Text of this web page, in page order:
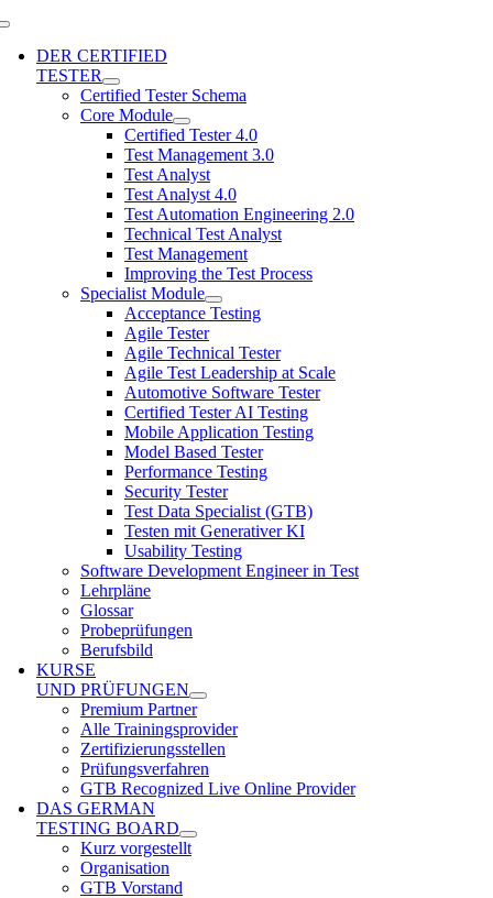
DER CERTIFIED
TESTER
Certified Tester Schema
Core Module
Certified Tester 4.0
Test Management 3.0
Test Analyst
Test Analyst 4.0
Test Automation Engineering 2.0
Technical Test Analyst
Test Management
Improving the Test Process
Specialist Module
Acceptance Testing
Agile Tester
Agile Technical Tester
Agile Test Leadership at Scale
Automotive Software Tester
Certified Tester AI Testing
Mobile Application Testing
Model Based Tester
Performance Testing
Security Tester
Test Data Specialist (GTB)
Testen mit Generativer KI
Usability Testing
Software Development Engineer in Test
Lehrpläne
Glossar
Probeprüfungen
Berufsbild
KURSE
UND PRÜFUNGEN
Premium Partner
Alle Trainingsprovider
Zertifizierungsstellen
Prüfungsverfahren
GTB Recognized Live Online Provider
DAS GERMAN
TESTING BOARD
Kurz vorgestellt
Organisation
GTB Vorstand